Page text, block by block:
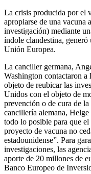
La crisis producida por el
apropiarse de una vacuna
investigación) mediante
índole clandestina,
Unión Europea.
La canciller germana,
Washington contactaron a
objeto de reubicar las
Unidos con el objeto de
prevención o de cura de
cancillería alemana,
todo lo posible para que
proyecto de vacuna no
estadounidense”. Para
investigaciones, las
aporte de 20 millones de
Banco Europeo de